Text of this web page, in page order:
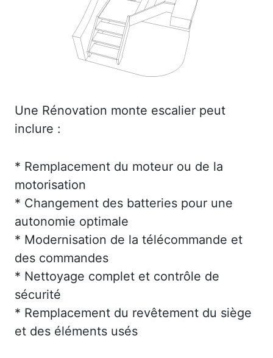
Une Rénovation monte escalier peut
inclure :
* Remplacement du moteur ou de la
motorisation
* Changement des batteries pour une
autonomie optimale
* Modernisation de la télécommande et
des commandes
* Nettoyage complet et contrôle de
sécurité
* Remplacement du revêtement du siège
et des éléments usés